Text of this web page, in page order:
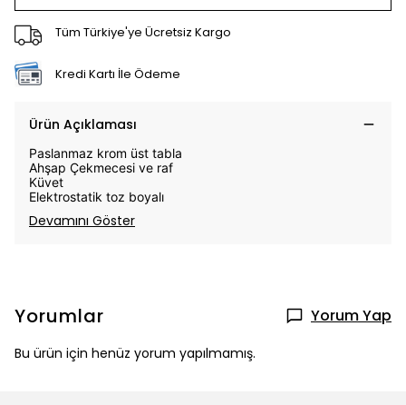
Tüm Türkiye'ye Ücretsiz Kargo
Kredi Kartı İle Ödeme
Ürün Açıklaması
Paslanmaz krom üst tabla
Ahşap Çekmecesi ve raf
Küvet
Elektrostatik toz boyalı
Devamını Göster
Yorumlar Yorum Yap
Bu ürün için henüz yorum yapılmamış.